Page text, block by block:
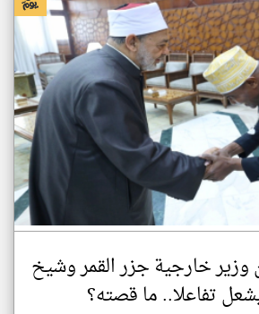
وزير خارجية جزر القمر وشيخ
تفاعلا.. ما قصته؟